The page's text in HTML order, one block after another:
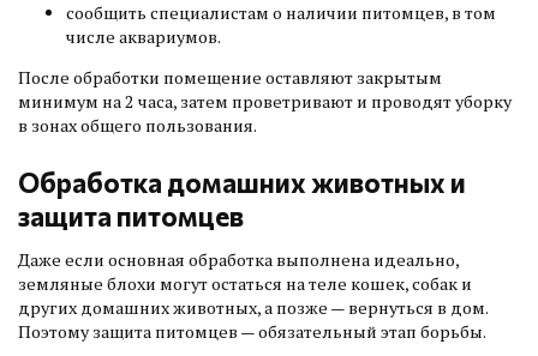
сообщить специалистам о наличии питомцев, в том
числе аквариумов.
После обработки помещение оставляют закрытым
минимум на 2 часа, затем проветривают и проводят уборку
в зонах общего пользования.
Обработка домашних животных и
защита питомцев
Даже если основная обработка выполнена идеально,
земляные блохи могут остаться на теле кошек, собак и
других домашних животных, а позже — вернуться в дом.
Поэтому защита питомцев — обязательный этап борьбы.